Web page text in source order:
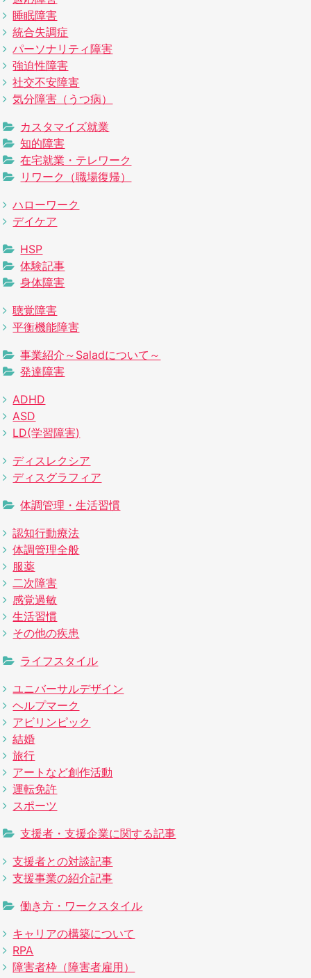
睡眠障害
統合失調症
パーソナリティ障害
強迫性障害
社交不安障害
気分障害（うつ病）
カスタマイズ就業
知的障害
在宅就業・テレワーク
リワーク（職場復帰）
ハローワーク
デイケア
HSP
体験記事
身体障害
聴覚障害
平衡機能障害
事業紹介～Saladについて～
発達障害
ADHD
ASD
LD(学習障害)
ディスレクシア
ディスグラフィア
体調管理・生活習慣
認知行動療法
体調管理全般
服薬
二次障害
感覚過敏
生活習慣
その他の疾患
ライフスタイル
ユニバーサルデザイン
ヘルプマーク
アビリンピック
結婚
旅行
アートなど創作活動
運転免許
スポーツ
支援者・支援企業に関する記事
支援者との対談記事
支援事業の紹介記事
働き方・ワークスタイル
キャリアの構築について
RPA
障害者枠（障害者雇用）